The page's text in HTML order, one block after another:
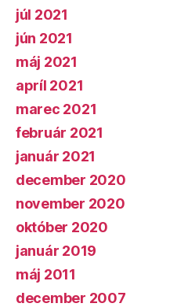
júl 2021
jún 2021
máj 2021
apríl 2021
marec 2021
február 2021
január 2021
december 2020
november 2020
október 2020
január 2019
máj 2011
december 2007